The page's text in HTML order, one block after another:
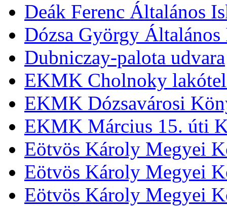
Deák Ferenc Általános
Dózsa György Általános
Dubniczay-palota udvara
EKMK Cholnoky
EKMK Dózsavárosi
EKMK Március 15. úti
Eötvös Károly Megyei
Eötvös Károly Megyei
Eötvös Károly Megyei